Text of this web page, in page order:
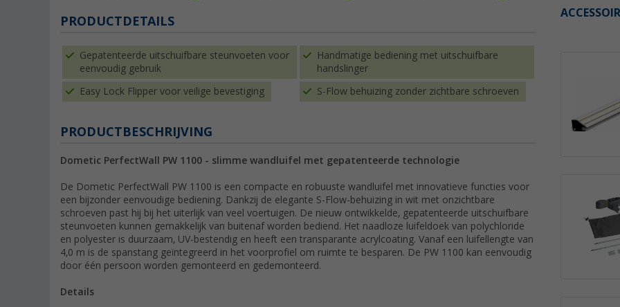
PRODUCTDETAILS
Gepatenteerde uitschuifbare steunvoeten voor
eenvoudig gebruik
Handmatige bediening met uitschuifbare
handslinger
Easy Lock Flipper voor veilige bevestiging S-Flow behuizing zonder zichtbare schroeven
PRODUCTBESCHRIJVING
Dometic PerfectWall PW 1100 - slimme wandluifel met gepatenteerde technologie
De Dometic PerfectWall PW 1100 is een compacte en robuuste wandluifel met innovatieve functies voor
een bijzonder eenvoudige bediening. Dankzij de elegante S-Flow-behuizing in wit met onzichtbare
schroeven past hij bij het uiterlijk van veel voertuigen. De nieuw ontwikkelde, gepatenteerde uitschuifbare
steunvoeten kunnen gemakkelijk van buitenaf worden bediend. Het naadloze luifeldoek van polychloride
en polyester is duurzaam, UV-bestendig en heeft een transparante acrylcoating. Vanaf een luifellengte van
4,0 m is de spanstang geïntegreerd in het voorprofiel om ruimte te besparen. De PW 1100 kan eenvoudig
door één persoon worden gemonteerd en gedemonteerd.
Details